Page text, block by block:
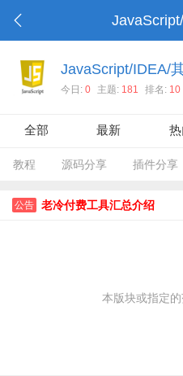
JavaScript/IDEA/
今日: 0 主题: 181 排名: 10
全部 最新
教程 源码分享 插件分享
公告 老冷付费工具汇总介绍
本版块或指定